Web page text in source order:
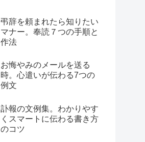
弔辞を頼まれたら知りたい
マナー。奉読７つの手順と
作法
お悔やみのメールを送る
時。心遣いが伝わる7つの
例文
訃報の文例集。わかりやす
くスマートに伝わる書き方
のコツ